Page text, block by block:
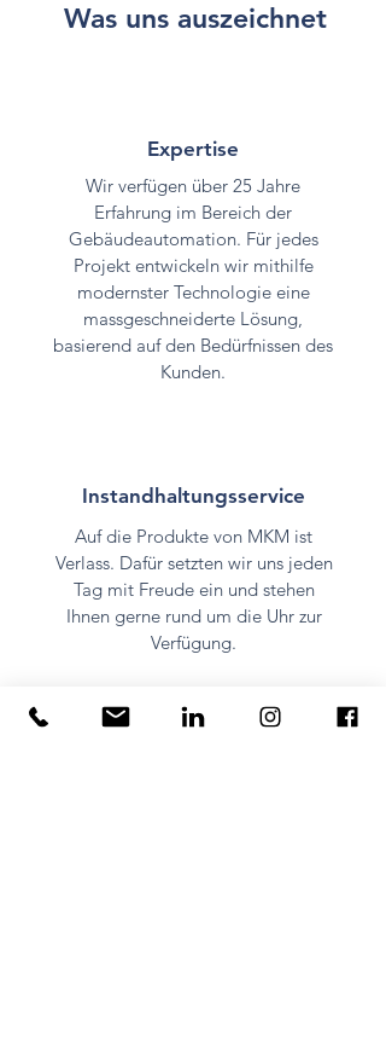
Was uns auszeichnet
Expertise
Wir verfügen über 25 Jahre
Erfahrung im Bereich der
Gebäudeautomation. Für jedes
Projekt entwickeln wir mithilfe
modernster Technologie eine
massgeschneiderte Lösung,
basierend auf den Bedürfnissen des
Kunden.
Instandhaltungsservice
Auf die Produkte von MKM ist
Verlass. Dafür setzten wir uns jeden
Tag mit Freude ein und stehen
Ihnen gerne rund um die Uhr zur
Verfügung.